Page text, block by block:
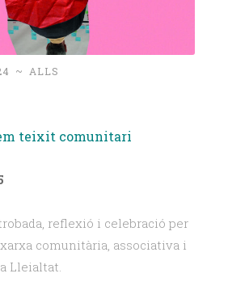
~ ALLS
teixit comunitari
reflexió i celebració per
comunitària, associativa i
Lleialtat.